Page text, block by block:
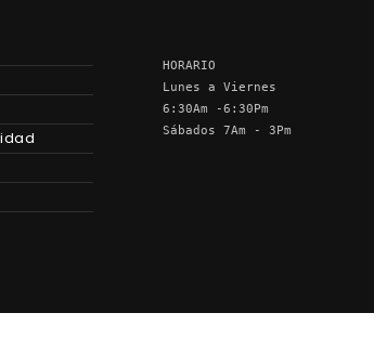
HORARIO
Lunes a Viernes
6:30Am -6:30Pm
Sábados 7Am - 3Pm